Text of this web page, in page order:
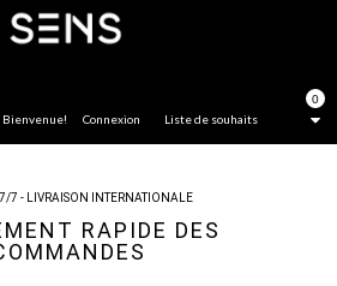
0
Liste de souhaits
Bienvenue! Connexion
7/7 - LIVRAISON INTERNATIONALE
RAPIDE DES